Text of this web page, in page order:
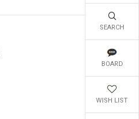
SEARCH
BOARD
WISH LIST